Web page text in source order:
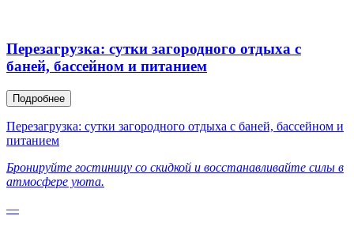
Перезагрузка: сутки загородного отдыха с
баней, бассейном и питанием
Подробнее
Перезагрузка: сутки загородного отдыха с баней, бассейном и
питанием
Бронируйте гостиницу со скидкой и восстанавливайте силы в
атмосфере уюта.
—